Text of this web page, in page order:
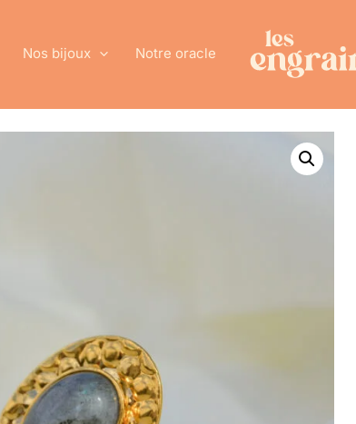
Nos bijoux Notre oracle